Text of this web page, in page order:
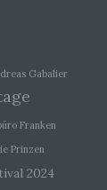
Gabalier
Franken
Prinzen
2024